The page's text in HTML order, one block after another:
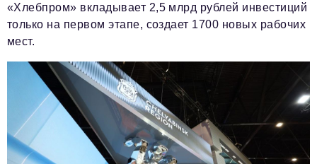
«Хлебпром» вкладывает 2,5 млрд рублей инвестиций
только на первом этапе, создает 1700 новых рабочих
мест.